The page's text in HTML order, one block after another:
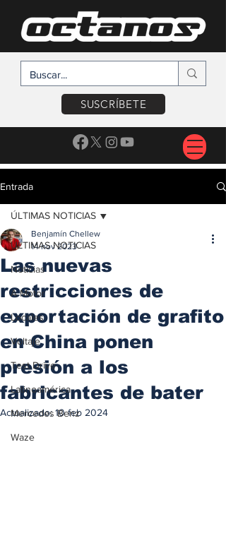
SUSCRÍBETE
Entrada
ÚLTIMAS NOTICIAS
Noticias
A Motor
Locales
Voltaje
Test Drive
Latinoamérica
Mercedes Benz
Waze
ÚLTIMAS NOTICIAS
Las nuevas
restricciones de
exportación de grafito
en China ponen
presión a los
fabricantes de bater
Benjamín Chellew
14 nov 2023
Actualizado:10 feb 2024